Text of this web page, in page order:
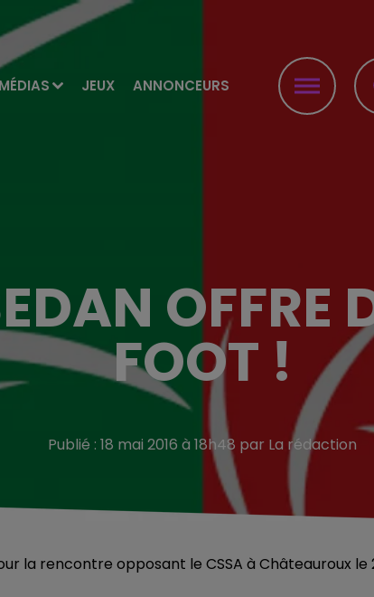
MÉDIAS JEUX ANNONCEURS
OFFRE
FOOT !
Publié : 18 mai 2016 à 18h48 par La rédaction
la rencontre opposant le CSSA à Châteauroux le